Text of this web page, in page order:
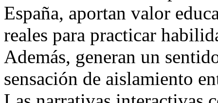
España, aportan valor
reales para practicar
Además, generan un
sensación de aislamiento